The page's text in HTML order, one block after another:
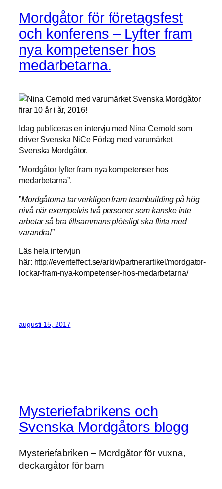
Mordgåtor för företagsfest
och konferens – Lyfter fram
nya kompetenser hos
medarbetarna.
Idag publiceras en intervju med Nina Cernold som
driver Svenska NiCe Förlag med varumärket
Svenska Mordgåtor.
”Mordgåtor lyfter fram nya kompetenser hos
medarbetarna”.
”Mordgåtorna tar verkligen fram teambuilding på hög
nivå när exempelvis två personer som kanske inte
arbetar så bra tillsammans plötsligt ska flirta med
varandra!”
Läs hela intervjun
här: http://eventeffect.se/arkiv/partnerartikel/mordgator-
lockar-fram-nya-kompetenser-hos-medarbetarna/
augusti 15, 2017
Mysteriefabrikens och
Svenska Mordgåtors blogg
Mysteriefabriken – Mordgåtor för vuxna,
deckargåtor för barn